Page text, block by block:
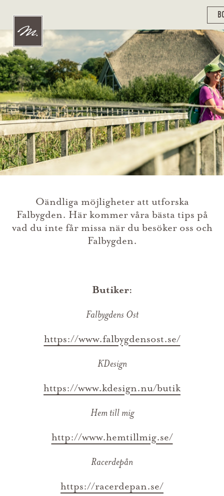
Oändliga möjligheter att utforska
Falbygden. Här kommer våra bästa tips på
vad du inte får missa när du besöker oss och
Falbygden.
Butiker:
Falbygdens Ost
https://www.falbygdensost.se/
KDesign
https://www.kdesign.nu/butik
Hem till mig
http://www.hemtillmig.se/
Racerdepån
https://racerdepan.se/